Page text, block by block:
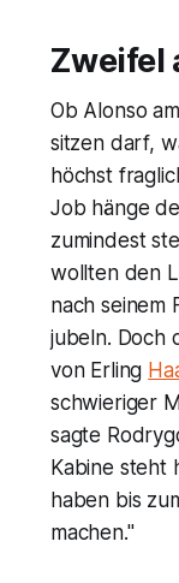
Zweifel
Ob Alonso
sitzen darf,
höchst
Job hänge
zumindest
wollten den
nach seinem
jubeln. Doch
von Erling
schwieriger
sagte
Kabine steht
haben bis
machen."